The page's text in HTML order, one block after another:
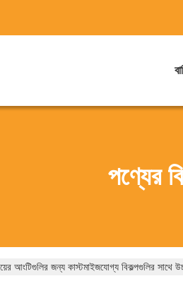
পণ্যের
আংটিগুলির জন্য কাস্টমাইজযোগ্য বিকল্পগুলির সাথে